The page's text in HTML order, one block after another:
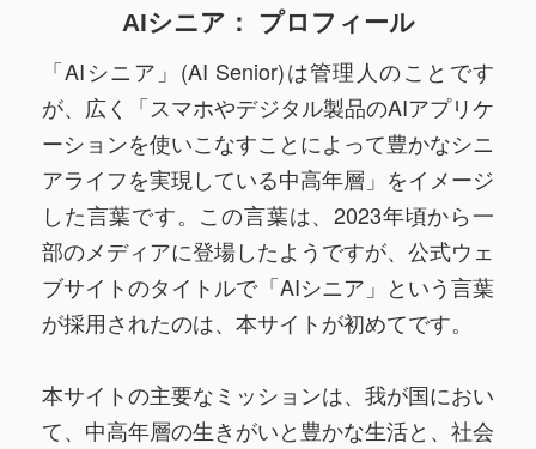
AIシニア： プロフィール
「AIシニア」(AI Senior)は管理人のことです
が、広く「スマホやデジタル製品のAIアプリケ
ーションを使いこなすことによって豊かなシニ
アライフを実現している中高年層」をイメージ
した言葉です。この言葉は、2023年頃から一
部のメディアに登場したようですが、公式ウェ
ブサイトのタイトルで「AIシニア」という言葉
が採用されたのは、本サイトが初めてです。
本サイトの主要なミッションは、我が国におい
て、中高年層の生きがいと豊かな生活と、社会